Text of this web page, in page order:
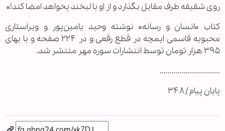
روی شقیقه طرف مقابل بگذارد و از او با لبخند بخواهد امضا کند!»
کتاب «انسان و رسانه» نوشته وحید یامین‌پور و ویراستاری
محبوبه قاسمی ایمچه در قطع رقعی و در ۲۲۴ صفحه و با بهای
۳۹۵ هزار تومان توسط انتشارات سوره مهر منتشر شد.
..............................
پایان پیام / ۳۴۸